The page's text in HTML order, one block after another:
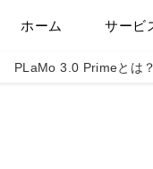
ホーム サービ
PLaMo 3.0 Primeとは